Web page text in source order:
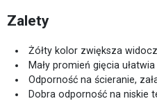
Zalety
Żółty kolor zwiększa
Mały promień gięcia
Odporność na ścieranie,
Dobra odporność na niskie